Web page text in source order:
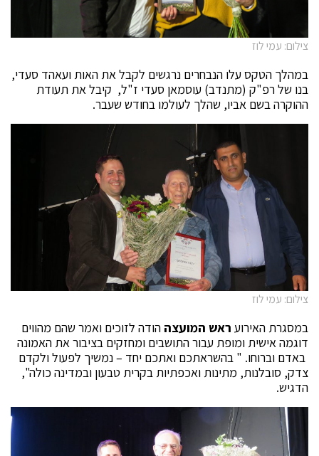
צילום: עמי לוז
במהלך הטקס עלו הנבחרים נרגשים לקבל את האות ועאהד סעדי,
בנו של רפ"ק (מתנדב) עוסמאן סעדי ז"ל, קיבל את תעודת
ההוקרה בשם אביו, שהלך לעולמו בחודש שעבר.
צילום: עמי לוז
במסגרת האירוע ראש המועצההודה לזוכים ואמר שהם מהווים
דוגמה אישית ומופת עבור התושבים ומחזקים בציבור את האמונה
באדם וברוחו. " בהשראתכם ואתכם יחד – נמשיך לפעול ולקדם
צדק, סובלנות, מתינות ואכפתיות בקרית טבעון ובמדינה כולה",
הדגיש.